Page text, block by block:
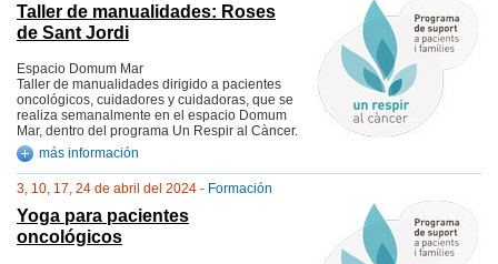
Taller de manualidades: Roses
de Sant Jordi
Espacio Domum Mar
Taller de manualidades dirigido a pacientes
oncológicos, cuidadores y cuidadoras, que se
realiza semanalmente en el espacio Domum
Mar, dentro del programa Un Respir al Càncer.
más información
3, 10, 17, 24 de abril del 2024 - Formación
Yoga para pacientes
oncológicos